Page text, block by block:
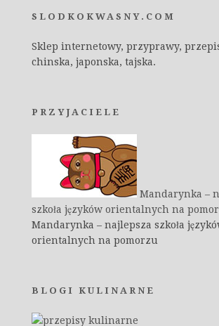
SLODKOKWASNY.COM
Sklep internetowy, przyprawy,
chinska, japonska, tajska.
PRZYJACIELE
Mandarynka –
szkoła języków orientalnych na
Mandarynka – najlepsza szkoła
orientalnych na pomorzu
BLOGI KULINARNE